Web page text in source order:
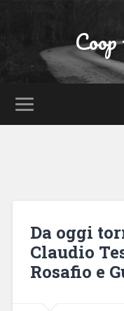
Da oggi
Claudio
Rosafio e